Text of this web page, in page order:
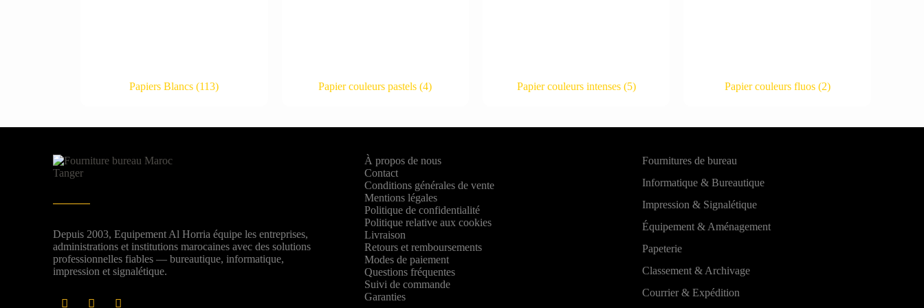
Papiers Blancs(113) Papier couleurs pastels(4) Papier couleurs intenses (5) Papier couleurs fluos (2)
Depuis 2003, Equipement Al Horria équipe les entreprises,
administrations et institutions marocaines avec des solutions
professionnelles fiables — bureautique, informatique,
impression et signalétique.
À propos de nous
Contact
Conditions générales de vente
Mentions légales
Politique de confidentialité
Politique relative aux cookies
Livraison
Retours et remboursements
Modes de paiement
Questions fréquentes
Suivi de commande
Garanties
Fournitures de bureau
Informatique & Bureautique
Impression & Signalétique
Équipement & Aménagement
Papeterie
Classement & Archivage
Courrier & Expédition